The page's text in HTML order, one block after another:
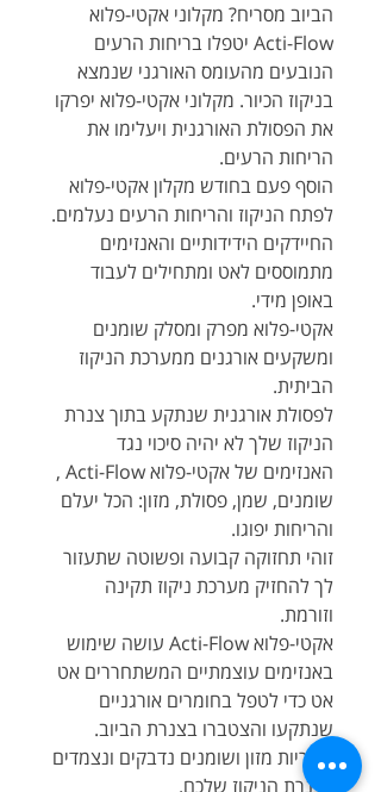
הביוב מסריח? מקלוני אקטי-פלוא
Acti-Flow יטפלו בריחות הרעים
הנובעים מהעומס האורגני שנמצא
בניקוז הכיור. מקלוני אקטי-פלוא יפרקו
את הפסולת האורגנית ויעלימו את
הריחות הרעים.
הוסף פעם בחודש מקלון אקטי-פלוא
לפתח הניקוז והריחות הרעים נעלמים.
החיידקים הידידותיים והאנזימים
מתמוססים לאט ומתחילים לעבוד
באופן מידי.
אקטי-פלוא מפרק ומסלק שומנים
ומשקעים אורגנים ממערכת הניקוז
הביתית.
לפסולת אורגנית שנתקע בתוך צנרת
הניקוז שלך לא יהיה סיכוי נגד
האנזימים של אקטי-פלוא Acti-Flow ,
שומנים, שמן, פסולת, מזון: הכל יעלם
והריחות יפוגו.
זוהי תחזוקה קבועה ופשוטה שתעזור
לך להחזיק מערכת ניקוז תקינה
וזורמת.
אקטי-פלוא Acti-Flow עושה שימוש
באנזימים עוצמתיים המשתחררים אט
אט כדי לטפל בחומרים אורגניים
שנתקעו והצטברו בצנרת הביוב.
שאריות מזון ושומנים נדבקים ונצמדים
לצנרת הניקוז שלכם.